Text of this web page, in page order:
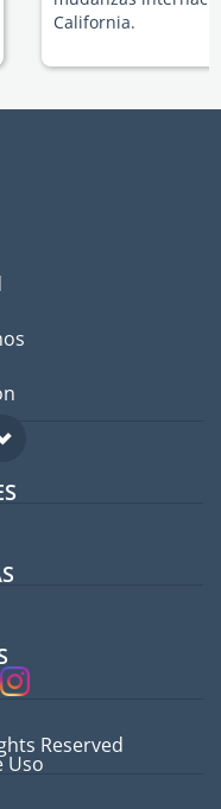
California.
Reserved
Uso